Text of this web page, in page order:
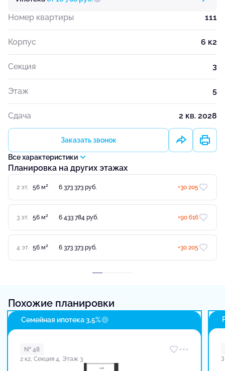
Номер квартиры 111
Корпус 6 к2
Секция 3
Этаж 5
Сдача 2 кв. 2028
Заказать звонок
Все характеристики
Планировка на других этажах
2 эт. 56 м2 6 373 373 руб. +30 205
3 эт. 56 м2 6 433 784 руб. +90 616
4 эт. 56 м2 6 373 373 руб. +30 205
Похожие планировки
Семейная ипотека 3,5%
№ 48
2 к2, Секция 4, Этаж 3